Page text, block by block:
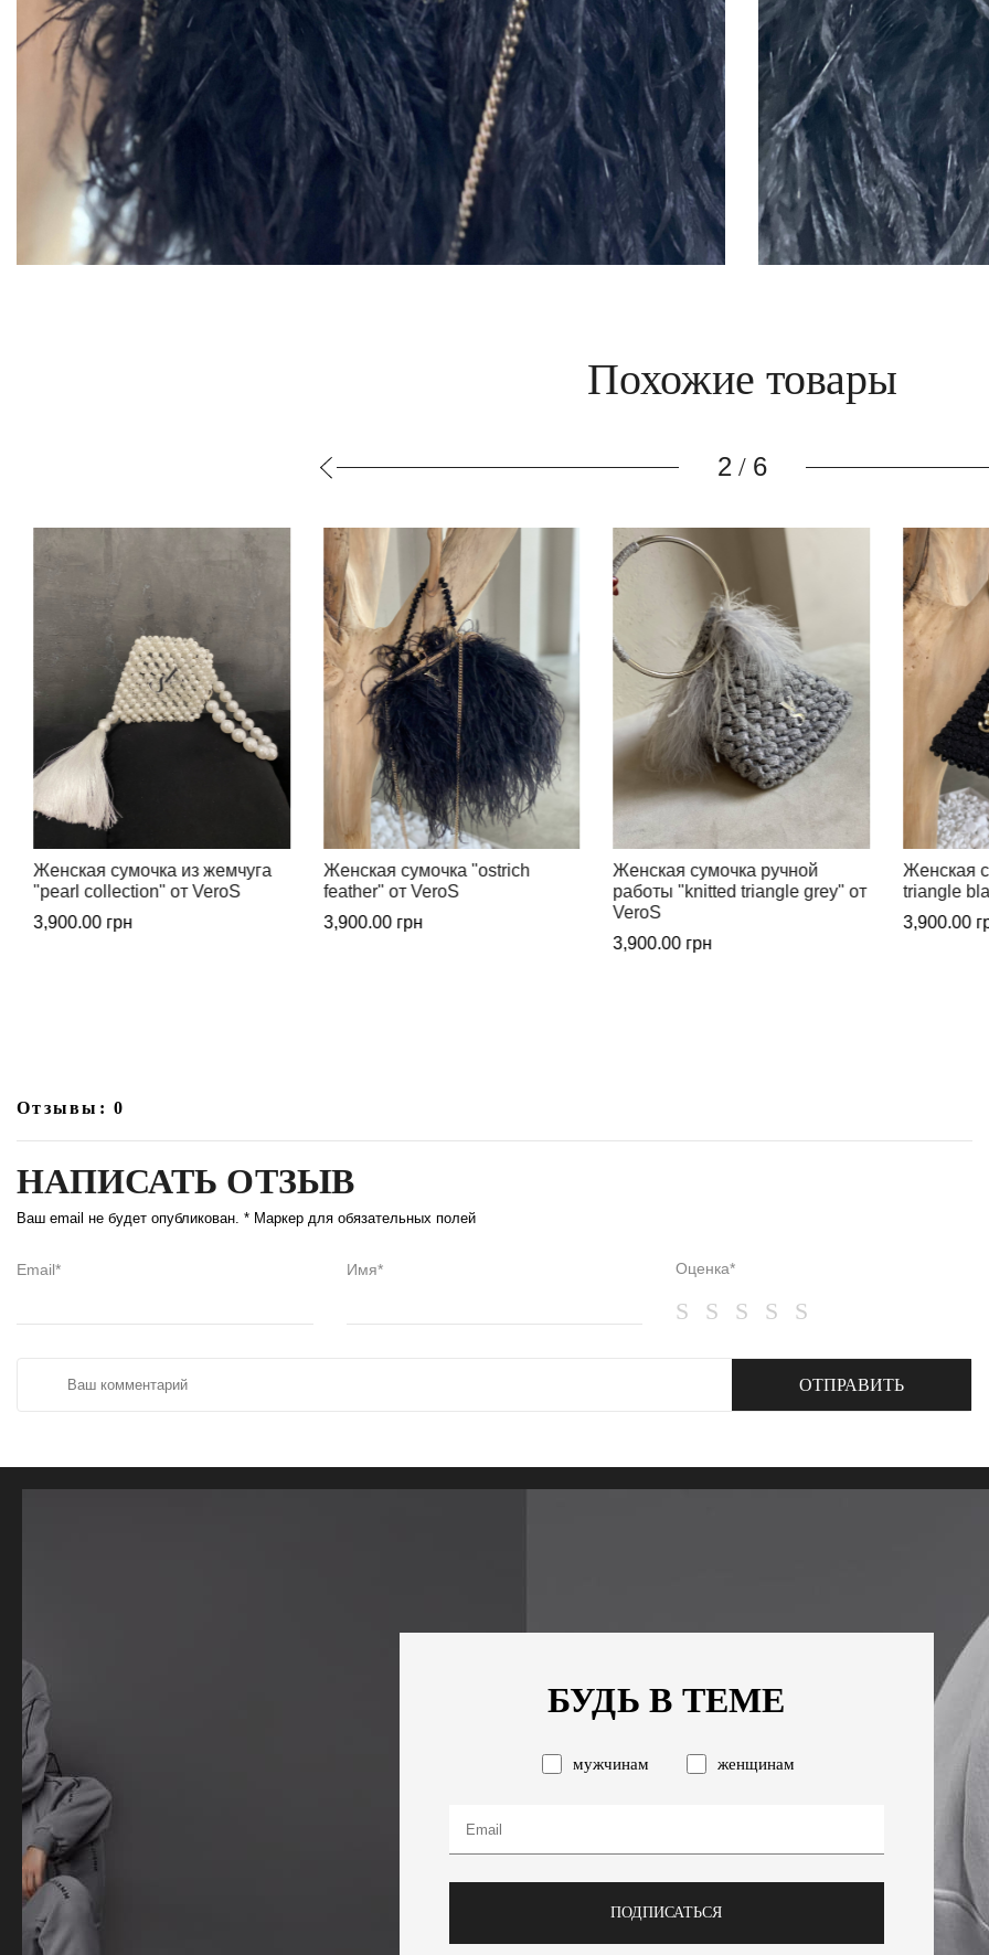
Похожие товары
3/ 6
Женская сумочка "ostrich
feather" от VeroS
3,900.00 грн
Женская сумочка ручной
работы "knitted triangle grey" от
VeroS
Женская сумочка "knitted
triangle black" от VeroS
3,900.00
Женская
triangle
3,900.00
Отзывы: 0
НАПИСАТЬ ОТЗЫВ
Ваш email не будет опубликован. * Маркер для обязательных полей
Email* Имя* Оценка*
ОТПРАВИТЬ
БУДЬ В ТЕМЕ
мужчинам женщинам
ПОДПИСАТЬСЯ